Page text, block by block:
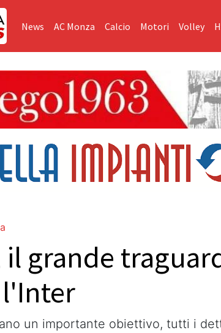
News AC Monza Calcio Motori Volley
il grande
un importante obiettivo, tutti i